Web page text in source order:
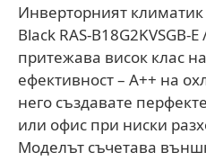
Инверторният климатик
Black RAS-B18G2KVSGB-E
притежава висок клас
ефективност – A++ на
него създавате
или офис при ниски
Моделът съчетава